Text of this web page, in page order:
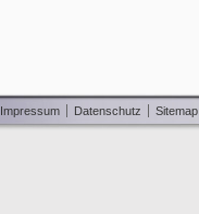
Impressum Datenschutz Sitemap